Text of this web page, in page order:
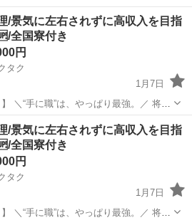
お任せします。現場は事務所から約30
は建築の現場にて、これまでの経験や
をお任せ...
/景気に左右されずに高収入を目指
全国寮付き
円
タク
1月7日
＼“手に職”は、やっぱり最強。／ 将来
収入の不安定さ…。 その悩み、施工管
場の
未経験
/景気に左右されずに高収入を目指
全国寮付き
円
タク
1月7日
＼“手に職”は、やっぱり最強。／ 将来